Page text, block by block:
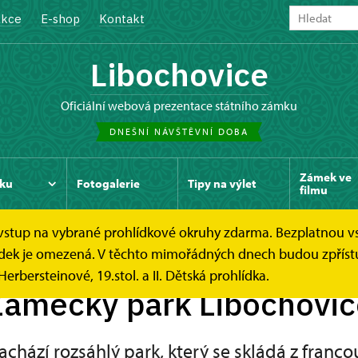
E-shop Kontakt
Libochovice
oficiální webová prezentace státního zámku
DNEŠNÍ NÁVŠTĚVNÍ DOBA
Fotogalerie Tipy na výlet
Zámek ve
filmu
na vybrané prohlídkové okruhy zdarma. Bezplatnou
je omezená. V těchto mimořádných dnech budou
19.stol. a II. Dětská prohlídka.
Libochovice
park
rozsáhlý park, který se skládá z